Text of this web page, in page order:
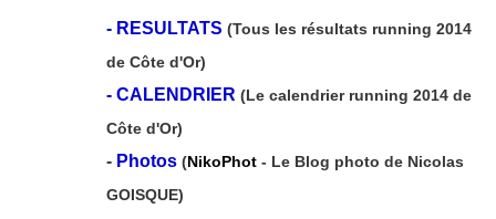
- RESULTATS (Tous les résultats running 2014
de Côte d'Or)
- CALENDRIER (Le calendrier running 2014 de
Côte d'Or)
- Photos (NikoPhot - Le Blog photo de Nicolas
GOISQUE)